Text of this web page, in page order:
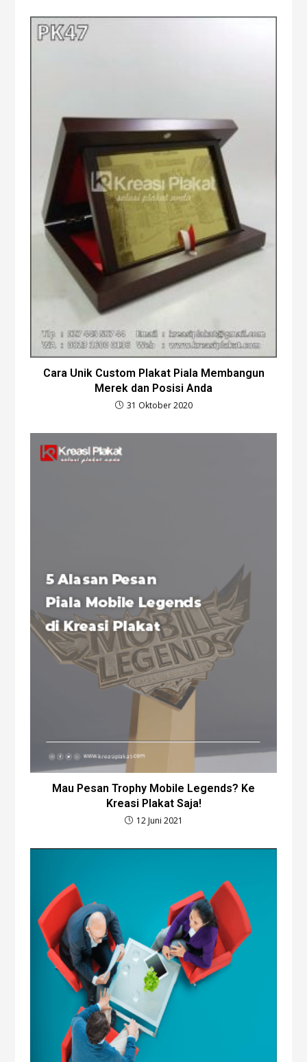
Cara Unik Custom Plakat Piala Membangun
Merek dan Posisi Anda
31 Oktober 2020
Mau Pesan Trophy Mobile Legends? Ke
Kreasi Plakat Saja!
12 Juni 2021